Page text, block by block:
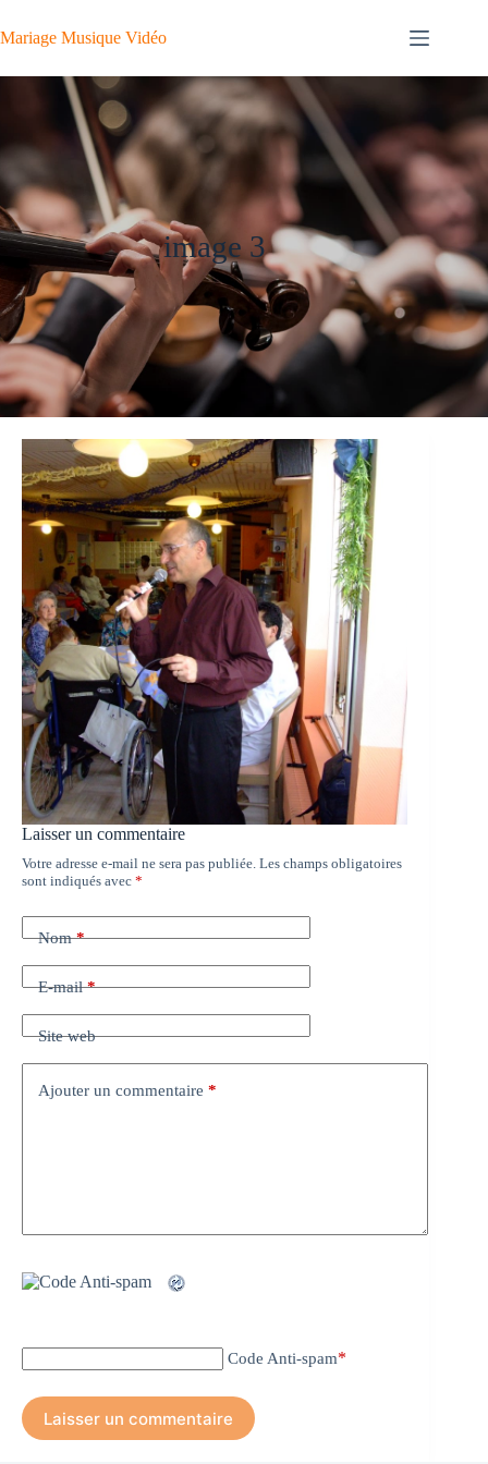
au
contenu
Mariage Musique Vidéo
image 3
Laisser un commentaire
Votre adresse e-mail ne sera pas publiée. Les champs obligatoires
sont indiqués avec *
Nom*
E-mail*
Site web
Ajouter un commentaire *
Code Anti-spam*
Laisser un commentaire